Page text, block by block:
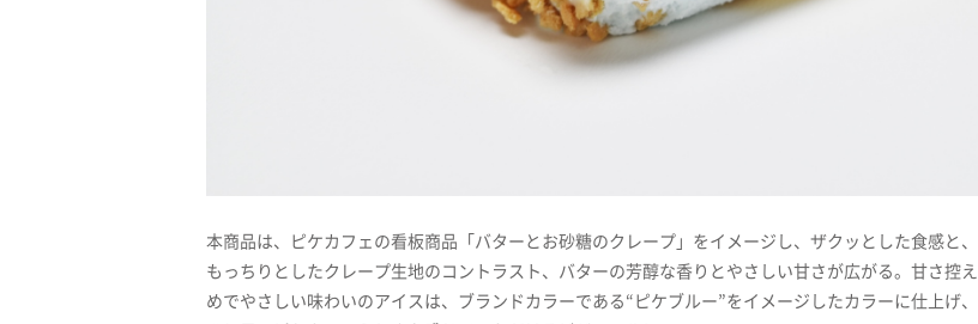
本商品は、ピケカフェの看板商品「バターとお砂糖のクレープ」をイメージし、ザクッとした食感と、
もっちりとしたクレープ生地のコントラスト、バターの芳醇な香りとやさしい甘さが広がる。甘さ控え
めでやさしい味わいのアイスは、ブランドカラーである“ピケブルー”をイメージしたカラーに仕上げ、